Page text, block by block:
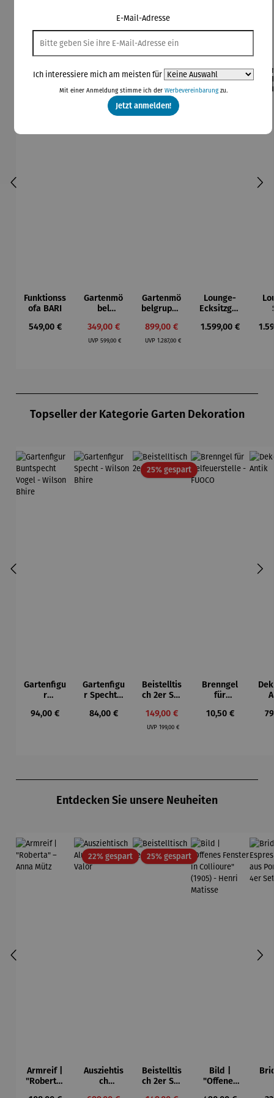
Kunden kauften auch
Funktionss
ofa BARI
Regulärer Preis:
549,00 €
Derzeit vergriffen
Gartenmö
bel
Set aus
Eukalyptu
Verkaufspreis:
349,00 €
UVPRegulärer Preis:
599,00 €
Rabatt
Gartenmö
belgruppe
Teakholz |
Bank &
Verkaufspreis:
899,00 €
UVP Regulärer Preis:
1.287,00 €
Lounge-
Ecksitzgru
TULUM
Regulärer Preis:
1.599,00 €
Topseller der Kategorie Garten Dekoration
Gartenfigu
r
t Vogel -
Regulärer Preis:
94,00 €
Gartenfigu
r Specht -
Bhire
Regulärer Preis:
84,00 €
25% gespartRabatt
Beistelltis
ch 2er Set
Verkaufspreis:
149,00 €
UVP Regulärer Preis:
199,00 €
Brenngel
für
elle -
Regulärer Preis:
10,50 €
Entdecken Sie unsere Neuheiten
Armreif |
"Roberta"
22% gespartRabatt
Ausziehtis
ch
25% gespartRabatt
Beistelltis
ch 2er Set
Bild |
"Offenes
E-Mail-Adresse
Ich interessiere mich am meisten für
Mit einer Anmeldung stimme ich der Werbevereinbarungzu.
Jetzt anmelden!